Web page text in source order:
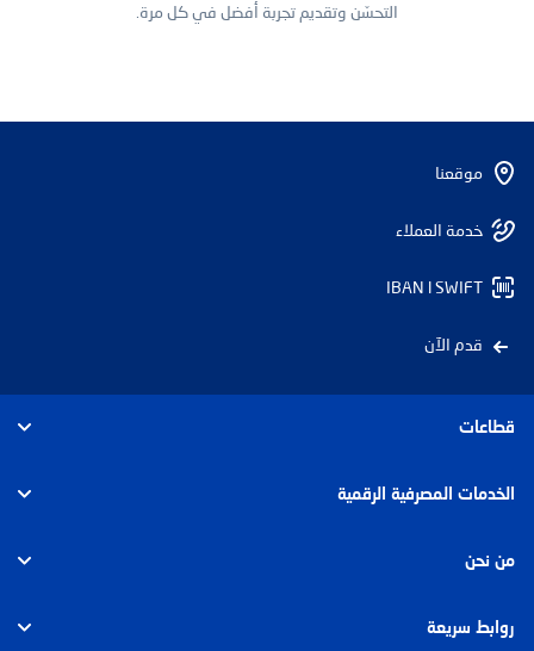
التحسّن وتقديم تجربة أفضل في كل مرة.
موقعنا
خدمة العملاء
IBAN l SWIFT
قدم الآن
قطاعات
الأفراد
الأعمال
الخدمات المصرفية الرقمية
الأفراد
الشركات
من نحن
عن بنك أبوظبي الأول مصر
روابط سريعة